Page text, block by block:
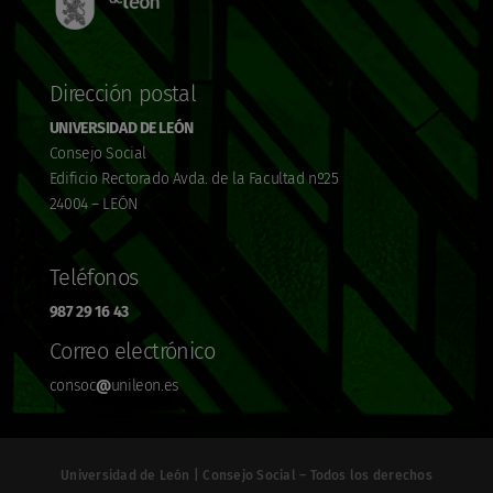
Dirección postal
UNIVERSIDAD DE LEÓN
Consejo Social
Edificio Rectorado Avda. de la Facultad nº25
24004 – LEÓN
Teléfonos
987 29 16 43
Correo electrónico
consoc@unileon.es
Universidad de León | Consejo Social – Todos los derechos